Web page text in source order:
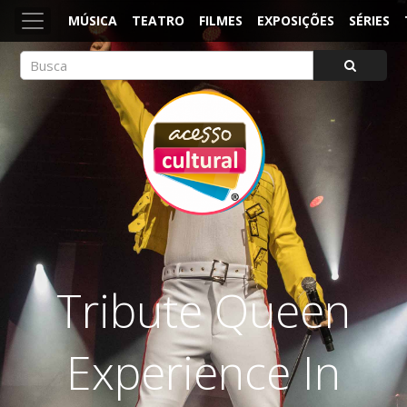
MÚSICA TEATRO FILMES EXPOSIÇÕES SÉRIES
ACESSO CULTURAL
Arte, Cultura Pop e Entretenimento
Tribute Queen
Experience In